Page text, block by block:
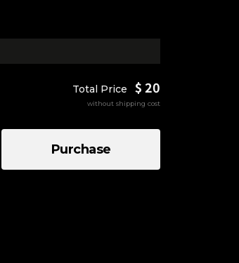
Total Price $ 20
without shipping cost
Purchase